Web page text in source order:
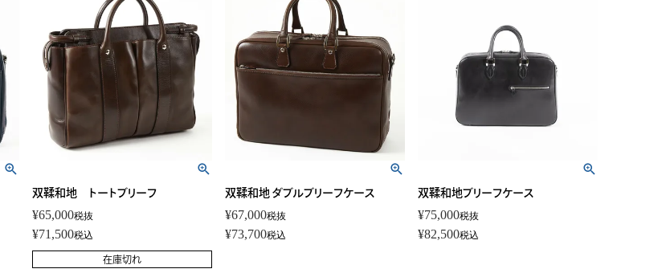
双鞣和地 トートブリーフ
¥65,000税抜
¥71,500税込
在庫切れ
双鞣和地 ダブルブリーフケース
¥67,000税抜
¥73,700税込
双鞣和地ブリーフケース
¥75,000税抜
¥82,500税込